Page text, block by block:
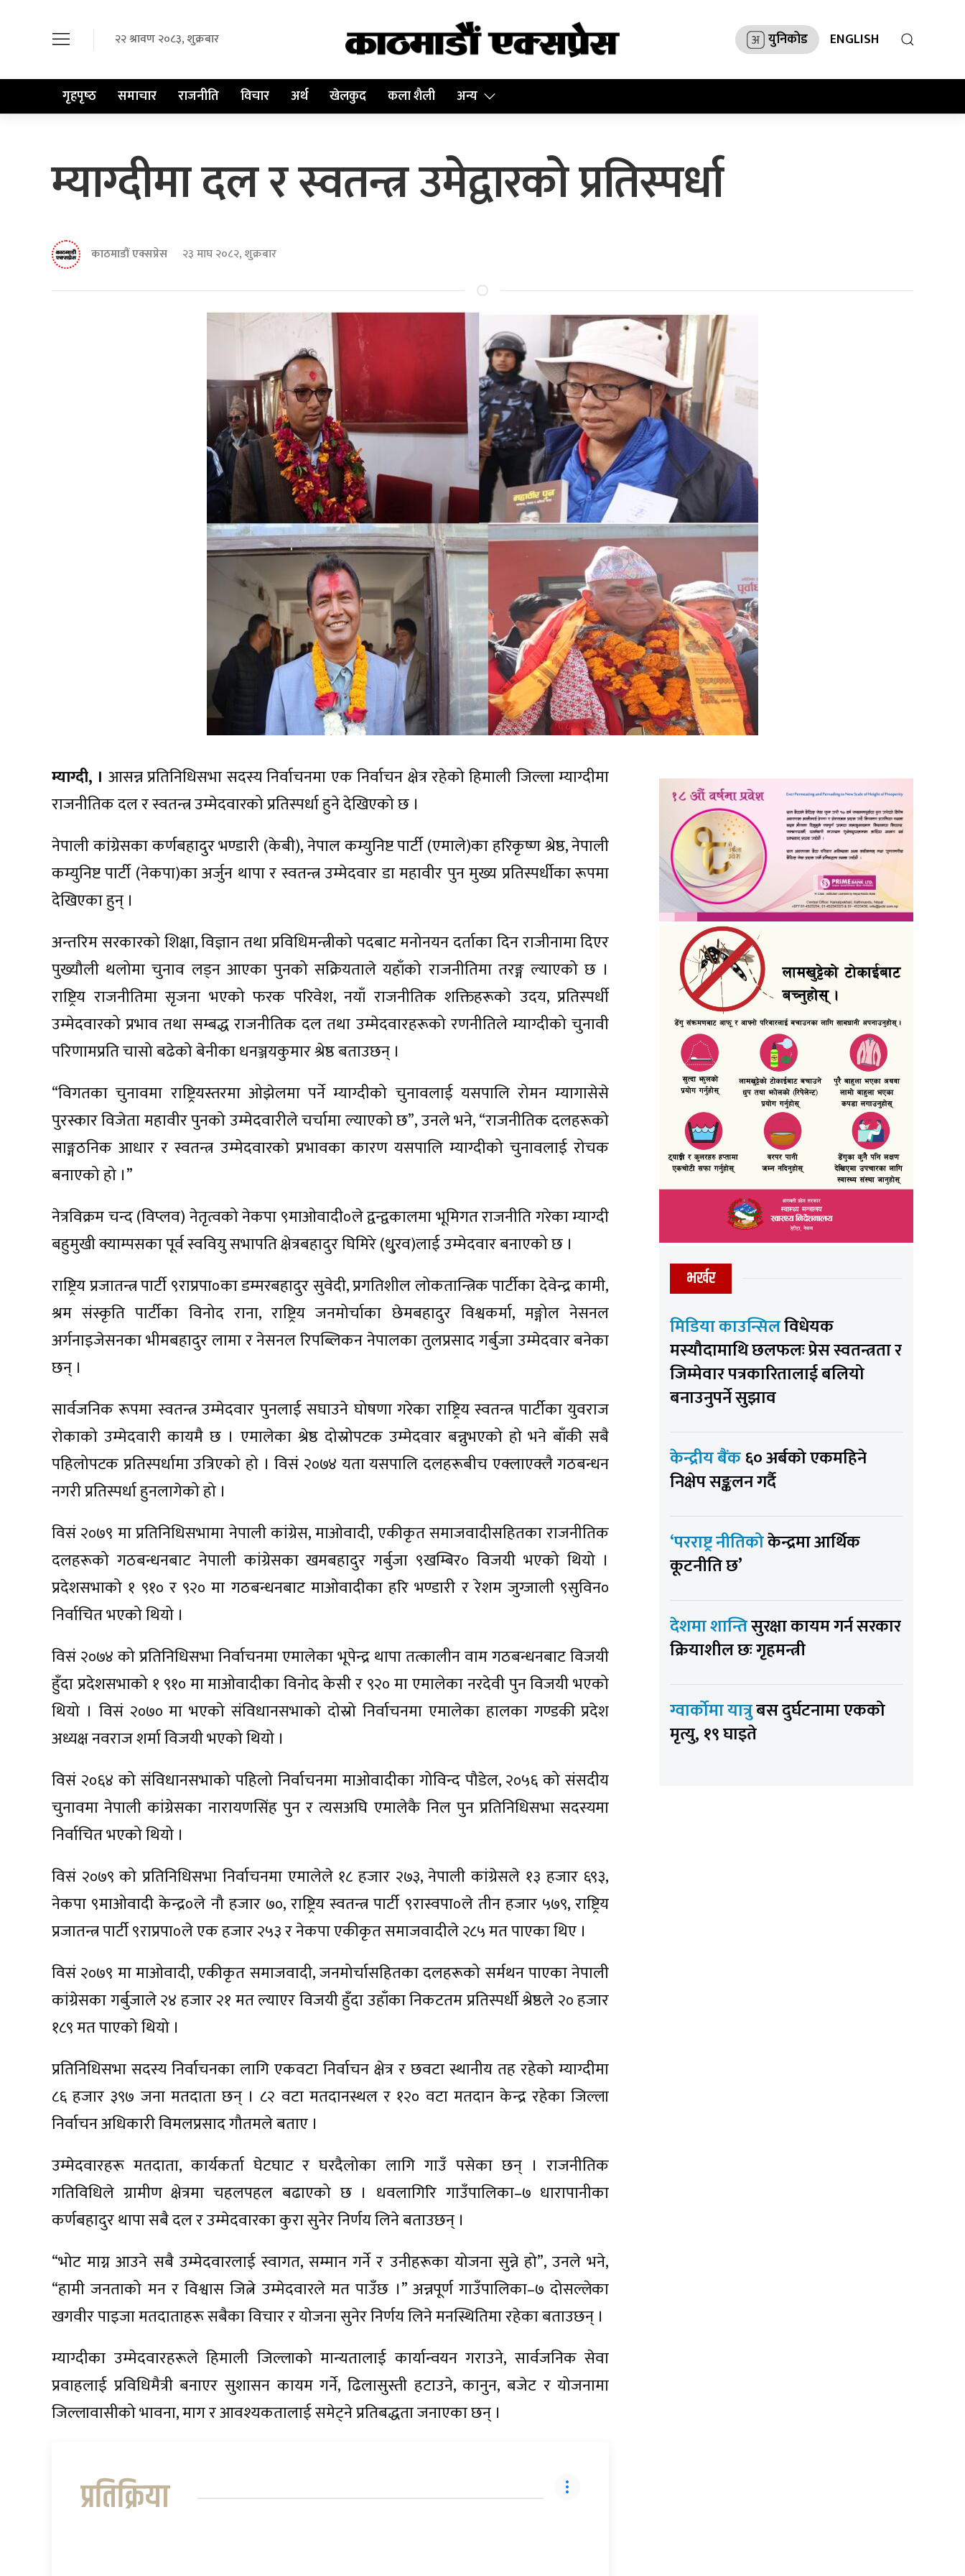
२२ श्रावण २०८३, शुक्रबार युनिकोड ENGLISH
गृहपृष्‍ठ समाचार राजनीति विचार अर्थ खेलकुद कला शैली अन्य
म्याग्दीमा दल र स्वतन्त्र उमेद्वारको प्रतिस्पर्धा
काठमाडौं एक्सप्रेस २३ माघ २०८२, शुक्रबार
म्याग्दी, । आसन्न प्रतिनिधिसभा सदस्य निर्वाचनमा एक निर्वाचन क्षेत्र रहेको हिमाली जिल्ला म्याग्दीमा
राजनीतिक दल र स्वतन्त्र उम्मेदवारको प्रतिस्पर्धा हुने देखिएको छ ।
नेपाली कांग्रेसका कर्णबहादुर भण्डारी (केबी), नेपाल कम्युनिष्ट पार्टी (एमाले)का हरिकृष्ण श्रेष्ठ, नेपाली
कम्युनिष्ट पार्टी (नेकपा)का अर्जुन थापा र स्वतन्त्र उम्मेदवार डा महावीर पुन मुख्य प्रतिस्पर्धीका रूपमा
देखिएका हुन् ।
अन्तरिम सरकारको शिक्षा, विज्ञान तथा प्रविधिमन्त्रीको पदबाट मनोनयन दर्ताका दिन राजीनामा दिएर
पुख्यौली थलोमा चुनाव लड्न आएका पुनको सक्रियताले यहाँको राजनीतिमा तरङ्ग ल्याएको छ ।
राष्ट्रिय राजनीतिमा सृजना भएको फरक परिवेश, नयाँ राजनीतिक शक्तिहरूको उदय, प्रतिस्पर्धी
उम्मेदवारको प्रभाव तथा सम्बद्ध राजनीतिक दल तथा उम्मेदवारहरूको रणनीतिले म्याग्दीको चुनावी
परिणामप्रति चासो बढेको बेनीका धनञ्जयकुमार श्रेष्ठ बताउछन् ।
“विगतका चुनावमा राष्ट्रियस्तरमा ओझेलमा पर्ने म्याग्दीको चुनावलाई यसपालि रोमन म्यागासेसे
पुरस्कार विजेता महावीर पुनको उम्मेदवारीले चर्चामा ल्याएको छ”, उनले भने, “राजनीतिक दलहरूको
साङ्गठनिक आधार र स्वतन्त्र उम्मेदवारको प्रभावका कारण यसपालि म्याग्दीको चुनावलाई रोचक
बनाएको हो ।”
नेत्रविक्रम चन्द (विप्लव) नेतृत्वको नेकपा ९माओवादी०ले द्वन्द्वकालमा भूमिगत राजनीति गरेका म्याग्दी
बहुमुखी क्याम्पसका पूर्व स्ववियु सभापति क्षेत्रबहादुर घिमिरे (धु्रव)लाई उम्मेदवार बनाएको छ ।
राष्ट्रिय प्रजातन्त्र पार्टी ९राप्रपा०का डम्मरबहादुर सुवेदी, प्रगतिशील लोकतान्त्रिक पार्टीका देवेन्द्र कामी,
श्रम संस्कृति पार्टीका विनोद राना, राष्ट्रिय जनमोर्चाका छेमबहादुर विश्वकर्मा, मङ्गोल नेसनल
अर्गनाइजेसनका भीमबहादुर लामा र नेसनल रिपब्लिकन नेपालका तुलप्रसाद गर्बुजा उम्मेदवार बनेका
छन् ।
सार्वजनिक रूपमा स्वतन्त्र उम्मेदवार पुनलाई सघाउने घोषणा गरेका राष्ट्रिय स्वतन्त्र पार्टीका युवराज
रोकाको उम्मेदवारी कायमै छ । एमालेका श्रेष्ठ दोस्रोपटक उम्मेदवार बन्नुभएको हो भने बाँकी सबै
पहिलोपटक प्रतिस्पर्धामा उत्रिएको हो । विसं २०७४ यता यसपालि दलहरूबीच एक्लाएक्लै गठबन्धन
नगरी प्रतिस्पर्धा हुनलागेको हो ।
विसं २०७९ मा प्रतिनिधिसभामा नेपाली कांग्रेस, माओवादी, एकीकृत समाजवादीसहितका राजनीतिक
दलहरूको गठबन्धनबाट नेपाली कांग्रेसका खमबहादुर गर्बुजा ९खम्बिर० विजयी भएको थियो ।
प्रदेशसभाको १ ९१० र ९२० मा गठबन्धनबाट माओवादीका हरि भण्डारी र रेशम जुग्जाली ९सुविन०
निर्वाचित भएको थियो ।
विसं २०७४ को प्रतिनिधिसभा निर्वाचनमा एमालेका भूपेन्द्र थापा तत्कालीन वाम गठबन्धनबाट विजयी
हुँदा प्रदेशसभाको १ ९१० मा माओवादीका विनोद केसी र ९२० मा एमालेका नरदेवी पुन विजयी भएको
थियो । विसं २०७० मा भएको संविधानसभाको दोस्रो निर्वाचनमा एमालेका हालका गण्डकी प्रदेश
अध्यक्ष नवराज शर्मा विजयी भएको थियो ।
विसं २०६४ को संविधानसभाको पहिलो निर्वाचनमा माओवादीका गोविन्द पौडेल, २०५६ को संसदीय
चुनावमा नेपाली कांग्रेसका नारायणसिंह पुन र त्यसअघि एमालेकै निल पुन प्रतिनिधिसभा सदस्यमा
निर्वाचित भएको थियो ।
विसं २०७९ को प्रतिनिधिसभा निर्वाचनमा एमालेले १८ हजार २७३, नेपाली कांग्रेसले १३ हजार ६९३,
नेकपा ९माओवादी केन्द्र०ले नौ हजार ७०, राष्ट्रिय स्वतन्त्र पार्टी ९रास्वपा०ले तीन हजार ५७९, राष्ट्रिय
प्रजातन्त्र पार्टी ९राप्रपा०ले एक हजार २५३ र नेकपा एकीकृत समाजवादीले २८५ मत पाएका थिए ।
विसं २०७९ मा माओवादी, एकीकृत समाजवादी, जनमोर्चासहितका दलहरूको सर्मथन पाएका नेपाली
कांग्रेसका गर्बुजाले २४ हजार २१ मत ल्याएर विजयी हुँदा उहाँका निकटतम प्रतिस्पर्धी श्रेष्ठले २० हजार
१८९ मत पाएको थियो ।
प्रतिनिधिसभा सदस्य निर्वाचनका लागि एकवटा निर्वाचन क्षेत्र र छवटा स्थानीय तह रहेको म्याग्दीमा
८६ हजार ३९७ जना मतदाता छन् । ८२ वटा मतदानस्थल र १२० वटा मतदान केन्द्र रहेका जिल्ला
निर्वाचन अधिकारी विमलप्रसाद गौतमले बताए ।
उम्मेदवारहरू मतदाता, कार्यकर्ता घेटघाट र घरदैलोका लागि गाउँ पसेका छन् । राजनीतिक
गतिविधिले ग्रामीण क्षेत्रमा चहलपहल बढाएको छ । धवलागिरि गाउँपालिका–७ धारापानीका
कर्णबहादुर थापा सबै दल र उम्मेदवारका कुरा सुनेर निर्णय लिने बताउछन् ।
“भोट माग्न आउने सबै उम्मेदवारलाई स्वागत, सम्मान गर्ने र उनीहरूका योजना सुन्ने हो”, उनले भने,
“हामी जनताको मन र विश्वास जित्ने उम्मेदवारले मत पाउँछ ।” अन्नपूर्ण गाउँपालिका–७ दोसल्लेका
खगवीर पाइजा मतदाताहरू सबैका विचार र योजना सुनेर निर्णय लिने मनस्थितिमा रहेका बताउछन् ।
म्याग्दीका उम्मेदवारहरूले हिमाली जिल्लाको मान्यतालाई कार्यान्वयन गराउने, सार्वजनिक सेवा
प्रवाहलाई प्रविधिमैत्री बनाएर सुशासन कायम गर्ने, ढिलासुस्ती हटाउने, कानुन, बजेट र योजनामा
जिल्लावासीको भावना, माग र आवश्यकतालाई समेट्ने प्रतिबद्धता जनाएका छन् ।
प्रतिक्रिया
भर्खर
मिडिया काउन्सिलविधेयक
मस्यौदामाथि छलफलः प्रेस स्वतन्त्रता र
जिम्मेवार पत्रकारितालाई बलियो
बनाउनुपर्ने सुझाव
केन्द्रीय बैंक६० अर्बको एकमहिने
निक्षेप सङ्कलन गर्दै
‘परराष्ट्र नीतिकोकेन्द्रमा आर्थिक
कूटनीति छ’
देशमा शान्तिसुरक्षा कायम गर्न सरकार
क्रियाशील छः गृहमन्त्री
ग्वार्कोमा यात्रुबस दुर्घटनामा एकको
मृत्यु, १९ घाइते